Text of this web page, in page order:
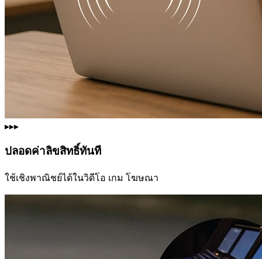
▸▸▸
ปลอดค่าลิขสิทธิ์ทันที
ใช้เชิงพาณิชย์ได้ในวิดีโอ เกม โฆษณา